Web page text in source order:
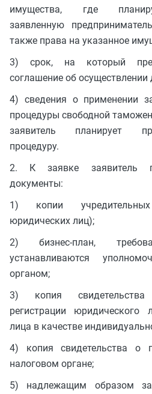
имущества, где
заявленную
также права на указанное
3) срок, на который
соглашение об осуществлении
4) сведения о применении
процедуры свободной
заявитель планирует
процедуру.
2. К заявке заявитель
документы:
1) копии
юридических лиц);
2) бизнес-план,
устанавливаются
органом;
3) копия свидетельства
регистрации юридического
лица в качестве
4) копия свидетельства о
налоговом органе;
5) надлежащим образом